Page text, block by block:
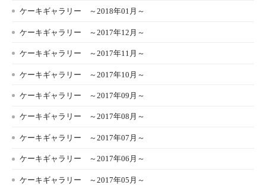
ケーキギャラリー ～2018年01月～
ケーキギャラリー ～2017年12月～
ケーキギャラリー ～2017年11月～
ケーキギャラリー ～2017年10月～
ケーキギャラリー ～2017年09月～
ケーキギャラリー ～2017年08月～
ケーキギャラリー ～2017年07月～
ケーキギャラリー ～2017年06月～
ケーキギャラリー ～2017年05月～